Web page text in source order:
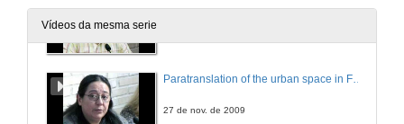
Vídeos da mesma serie
27 de nov. de 2009